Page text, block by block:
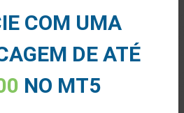
fixados
uma enorme rede social
COM UMA
DE ATÉ
NO MT5